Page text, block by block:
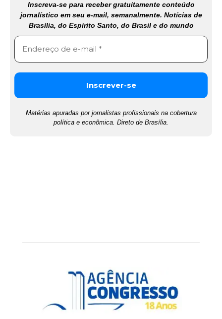
Inscreva-se para receber gratuitamente conteúdo
jornalístico em seu e-mail, semanalmente. Notícias de
Brasília, do Espírito Santo, do Brasil e do mundo
Matérias apuradas por jornalistas profissionais na cobertura
política e econômica. Direto de Brasília.